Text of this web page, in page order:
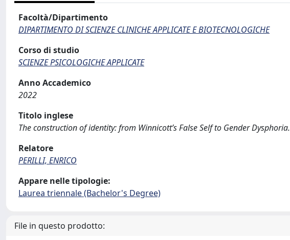
Facoltà/Dipartimento
DIPARTIMENTO DI SCIENZE CLINICHE APPLICATE E BIOTECNOLOGICHE
Corso di studio
SCIENZE PSICOLOGICHE APPLICATE
Anno Accademico
2022
Titolo inglese
The construction of identity: from Winnicott’s False Self to Gender Dysphoria.
Relatore
PERILLI, ENRICO
Appare nelle tipologie:
Laurea triennale (Bachelor's Degree)
File in questo prodotto: